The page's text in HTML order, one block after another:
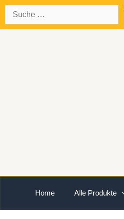
Springe
zum
Inhalt
nach:
Home Alle Produkte